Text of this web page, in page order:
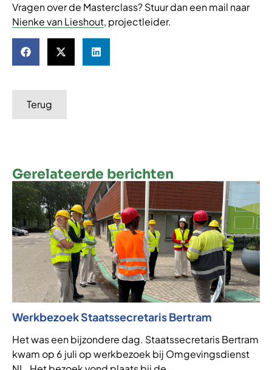
Vragen over de Masterclass? Stuur dan een mail naar
Nienke van Lieshout, projectleider.
Terug
Gerelateerde berichten
Werkbezoek Staatssecretaris Bertram
Het was een bijzondere dag. Staatssecretaris Bertram
kwam op 6 juli op werkbezoek bij Omgevingsdienst